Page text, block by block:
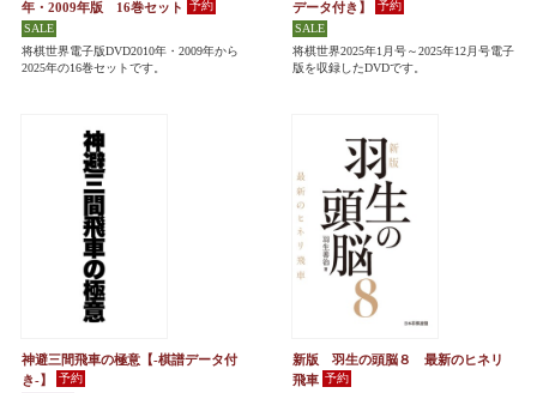
年・2009年版 16巻セット
将棋世界電子版DVD2010年・2009年から
2025年の16巻セットです。
データ付き】
将棋世界2025年1月号～2025年12月号電子
版を収録したDVDです。
神避三間飛車の極意【-棋譜データ付
き-】
新版 羽生の頭脳８ 最新のヒネリ
飛車